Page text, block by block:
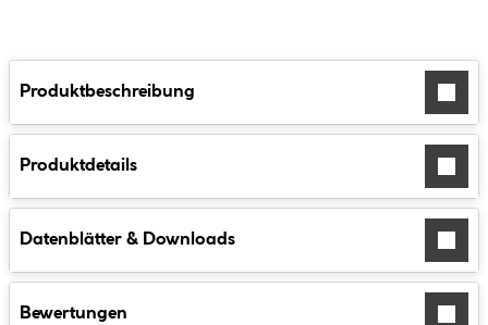
Produktbeschreibung
Produktdetails
Datenblätter & Downloads
Bewertungen